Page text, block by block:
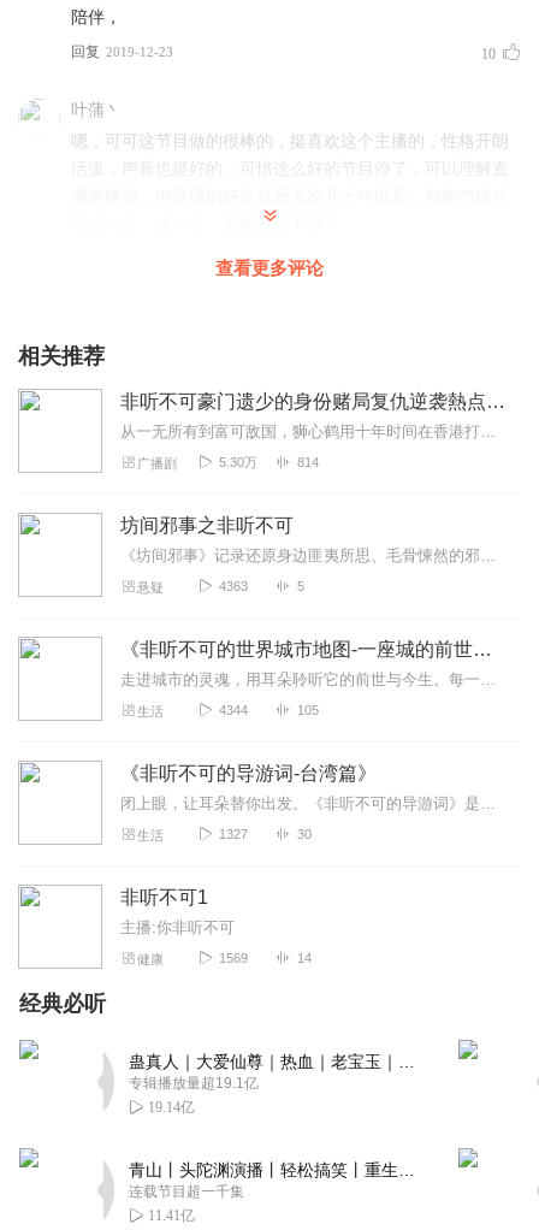
陪伴，
回复 2019-12-23 10
叶蒲丶
嗯，可可这节目做的很棒的，挺喜欢这个主播的，性格开朗
活泼，声音也挺好的，可惜这么好的节目停了，可以理解直
带给大家，这一点，直播就做不到了
不要停，啊，不要停，不要停
小熊愛睡觉
欢乐还得是大可可的非听不可
云涧深蓝2012
怎么这个不更新了？这个专辑是亮点啊
科目一考试绕口令是那一期 怎么找不到了？
1387445zmli
真的非不可（｀Δ´）！
非听不可。非常俏皮非你不可。非常下饭可乐。
回复
林峰_z1
坚持不容易，坚持也是一种美，期待更新，
2020-02-11
哈哈哈，太棒啦。赞赞赞
2022-12-28
查看更多评论
相关推荐
非听不可豪门遗少的身份赌局复仇逆袭熱点爽文励志免费
从一无所有到富可敌国，狮心鹤用十年时间在香港打造了阳光集团，成为商界的传奇人物。然而，一场精心策划的阴谋让他在一夜之间失去了一切。公司被夺，妻子自杀，儿女失踪，...
广播剧 5.30万 814
坊间邪事之非听不可
《坊间邪事》记录还原身边匪夷所思、毛骨悚然的邪乎事。坊间邪事意老年间的人们对科学知识的匮乏，不可宣扬迷信。优质娱乐主播：百变老李
悬疑 4363 5
《非听不可的世界城市地图-一座城的前世今生》
走进城市的灵魂，用耳朵聆听它的前世与今生。每一座城市，都是一本活着的历史。《一座城的前世今生》带你从历史的长河出发，穿越到现代的街头巷尾。在这里，你将听见...
生活 4344 105
《非听不可的导游词-台湾篇》
闭上眼，让耳朵替你出发。《非听不可的导游词》是一档用声音带你环游世界的节目。每一集，我们都化身成那位最懂风景、也懂人心的导游，用最生动的叙述，带你走进城市的街巷...
生活 1327 30
非听不可1
主播:你非听不可
健康 1569 14
经典必听
专辑播放量超19.1亿
19.14亿
连载节目超一千集
11.41亿